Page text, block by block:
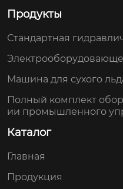
Продукты
Стандартная
Машина для сухого
Полный комплект
ии промышленного
Каталог
Главная
Продукция